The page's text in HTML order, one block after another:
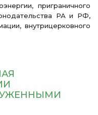
приграничного
РА и РФ,
внутрицерковного